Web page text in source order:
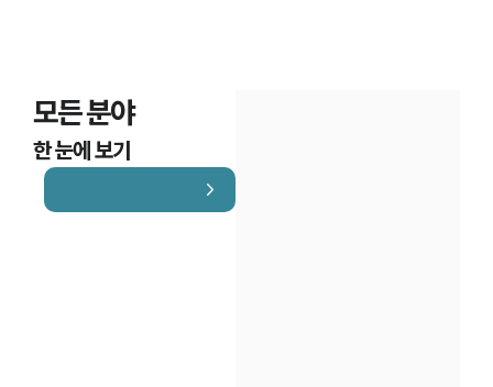
모든 분야
한 눈에 보기